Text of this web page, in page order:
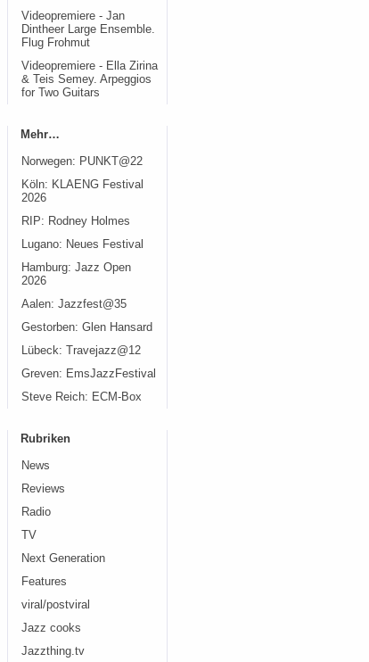
Videopremiere - Jan
Dintheer Large Ensemble.
Flug Frohmut
Videopremiere - Ella Zirina
& Teis Semey. Arpeggios
for Two Guitars
Mehr…
Norwegen: PUNKT@22
Köln: KLAENG Festival
2026
RIP: Rodney Holmes
Lugano: Neues Festival
Hamburg: Jazz Open
2026
Aalen: Jazzfest@35
Gestorben: Glen Hansard
Lübeck: Travejazz@12
Greven: EmsJazzFestival
Steve Reich: ECM-Box
Rubriken
News
Reviews
Radio
TV
Next Generation
Features
viral/postviral
Jazz cooks
Jazzthing.tv